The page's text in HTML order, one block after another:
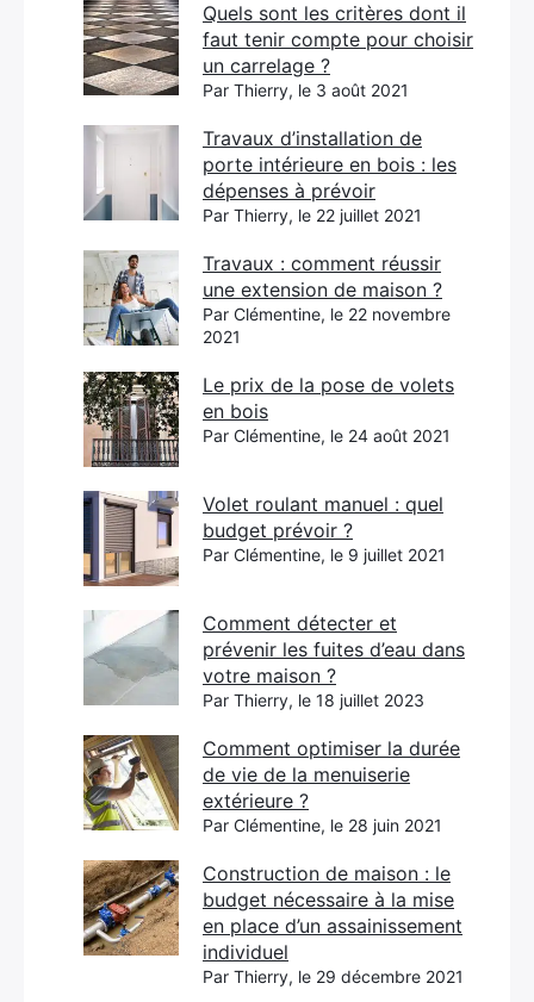
Quels sont les critères dont il
faut tenir compte pour choisir
un carrelage ?
Par Thierry, le 3 août 2021
Travaux d’installation de
porte intérieure en bois : les
dépenses à prévoir
Par Thierry, le 22 juillet 2021
Travaux : comment réussir
une extension de maison ?
Par Clémentine, le 22 novembre
2021
Le prix de la pose de volets
en bois
Par Clémentine, le 24 août 2021
Volet roulant manuel : quel
budget prévoir ?
Par Clémentine, le 9 juillet 2021
Comment détecter et
prévenir les fuites d’eau dans
votre maison ?
Par Thierry, le 18 juillet 2023
Comment optimiser la durée
de vie de la menuiserie
extérieure ?
Par Clémentine, le 28 juin 2021
Construction de maison : le
budget nécessaire à la mise
en place d’un assainissement
individuel
Par Thierry, le 29 décembre 2021